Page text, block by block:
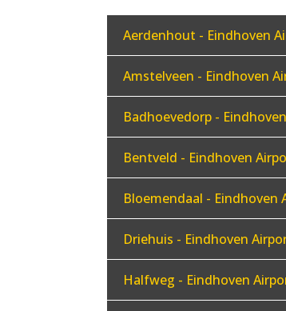
Aerdenhout - Eindhoven
Amstelveen - Eindhoven
Badhoevedorp -
Bentveld - Eindhoven
Bloemendaal - Eindhoven
Driehuis - Eindhoven
Halfweg - Eindhoven